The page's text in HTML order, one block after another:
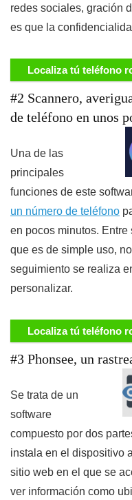
redes sociales, gración
es que la
Localiza tú teléfono
#2 Scannero,
de teléfono en unos
Una de las
principales
funciones de este
un número de teléfono
en pocos minutos.
que es de simple uso,
seguimiento se realiza
personalizar.
Localiza tú teléfono
#3 Phonsee, un
Se trata de un
software
compuesto por dos
instala en el dispositivo
sitio web en el que se
ver información como